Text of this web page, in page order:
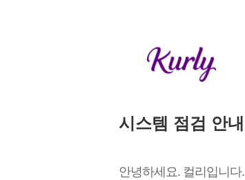
시스템 점검 안내
안녕하세요. 컬리입니다.